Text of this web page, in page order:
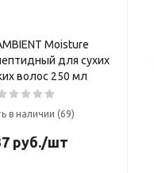
Moisture
для сухих
волос 250 мл
в наличии (69)
руб./шт